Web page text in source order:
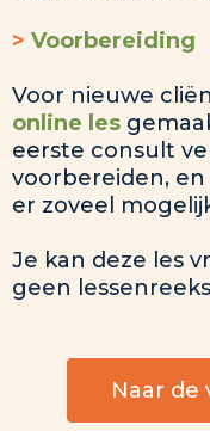
> Voorbereiding
Voor nieuwe
online les
eerste consult
voorbereiden,
er zoveel
Je kan deze les
geen
Naar de